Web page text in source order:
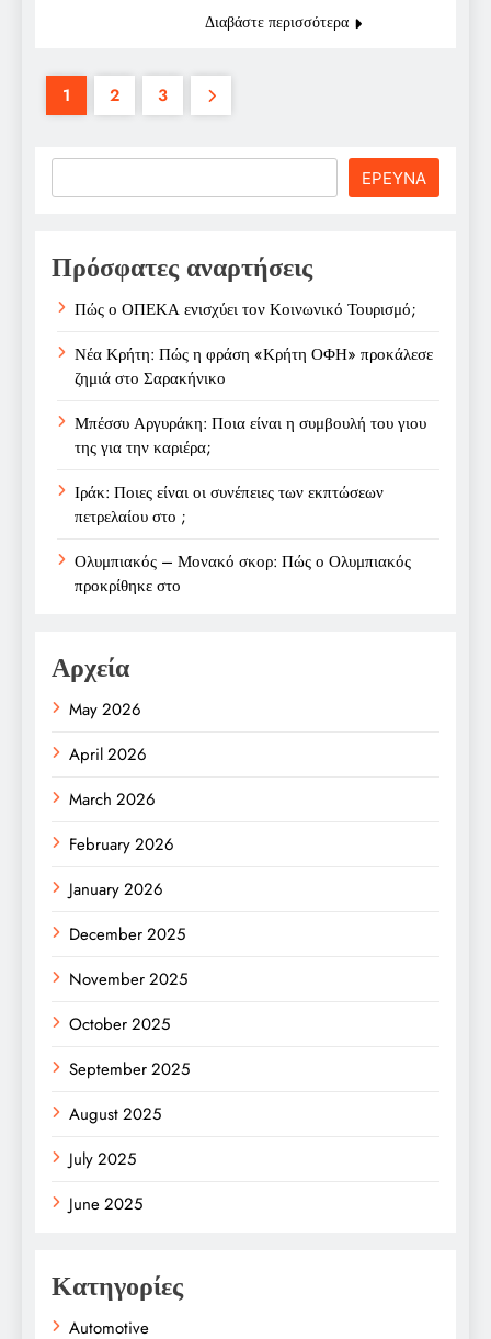
Διαβάστε περισσότερα
1 2 3
ΕΡΕΥΝΑ
Πρόσφατες αναρτήσεις
Πώς ο ΟΠΕΚΑ ενισχύει τον Κοινωνικό Τουρισμό;
Νέα Κρήτη: Πώς η φράση «Κρήτη ΟΦΗ» προκάλεσε
ζημιά στο Σαρακήνικο
Μπέσσυ Αργυράκη: Ποια είναι η συμβουλή του γιου
της για την καριέρα;
Ιράκ: Ποιες είναι οι συνέπειες των εκπτώσεων
πετρελαίου στο ;
Ολυμπιακός – Μονακό σκορ: Πώς ο Ολυμπιακός
προκρίθηκε στο
Αρχεία
May 2026
April 2026
March 2026
February 2026
January 2026
December 2025
November 2025
October 2025
September 2025
August 2025
July 2025
June 2025
Κατηγορίες
Automotive